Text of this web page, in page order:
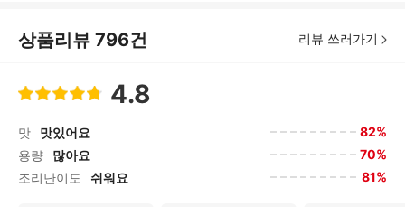
상품리뷰 796건 리뷰 쓰러가기
4.8
맛 맛있어요
82%
용량
많아요
70%
조리난이도
쉬워요 81%